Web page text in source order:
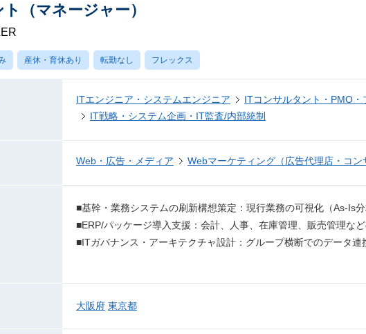
（マネージャー）
産休・育休あり 転勤なし フレックス
ITエンジニア・システムエンジニア
ITコンサルタント・PMO・
IT戦略・システム企画・IT監査/内部統制
Web・広告・メディア Webマーケティング（広告代理店・コン
■基幹・業務システムの刷新構想策定：現行業務の可視化（As-Is
■ERP/パッケージ導入支援：会計、人事、在庫管理、販売管理な
■ITガバナンス・アーキテクチャ設計：グループ横断でのデータ
大阪府 東京都